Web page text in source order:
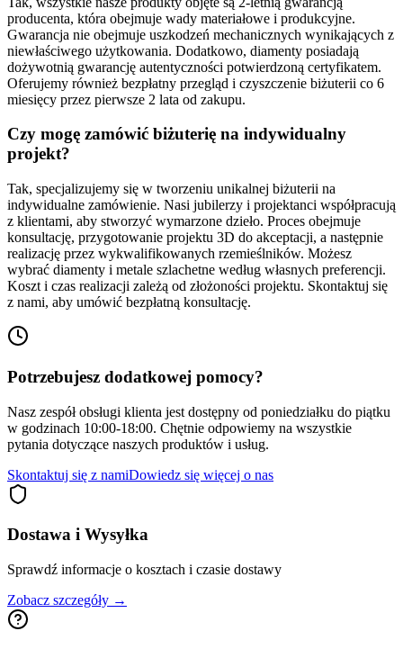
producenta, która obejmuje wady materiałowe i produkcyjne.
Gwarancja nie obejmuje uszkodzeń mechanicznych wynikających z
niewłaściwego użytkowania. Dodatkowo, diamenty posiadają
dożywotnią gwarancję autentyczności potwierdzoną certyfikatem.
Oferujemy również bezpłatny przegląd i czyszczenie biżuterii co 6
miesięcy przez pierwsze 2 lata od zakupu.
Czy mogę zamówić biżuterię na indywidualny
projekt?
Tak, specjalizujemy się w tworzeniu unikalnej biżuterii na
indywidualne zamówienie. Nasi jubilerzy i projektanci współpracują
z klientami, aby stworzyć wymarzone dzieło. Proces obejmuje
konsultację, przygotowanie projektu 3D do akceptacji, a następnie
realizację przez wykwalifikowanych rzemieślników. Możesz
wybrać diamenty i metale szlachetne według własnych preferencji.
Koszt i czas realizacji zależą od złożoności projektu. Skontaktuj się
z nami, aby umówić bezpłatną konsultację.
Potrzebujesz dodatkowej pomocy?
Nasz zespół obsługi klienta jest dostępny od poniedziałku do piątku
w godzinach 10:00-18:00. Chętnie odpowiemy na wszystkie
pytania dotyczące naszych produktów i usług.
Skontaktuj się z namiDowiedz się więcej o nas
Dostawa i Wysyłka
Sprawdź informacje o kosztach i czasie dostawy
Zobacz szczegóły →